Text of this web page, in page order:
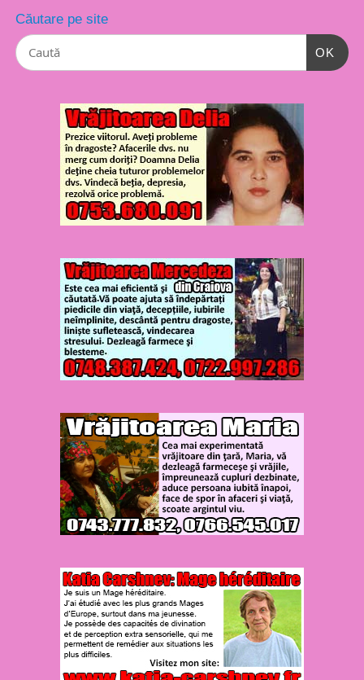
Căutare pe site
OK